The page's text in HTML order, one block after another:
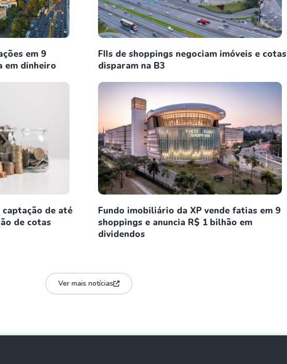
em 9
em dinheiro
FIIs de shoppings negociam imóveis e cotas
disparam na B3
captação de até
de cotas
Fundo imobiliário da XP vende fatias em 9
shoppings e anuncia R$ 1 bilhão em
dividendos
Ver mais notícias